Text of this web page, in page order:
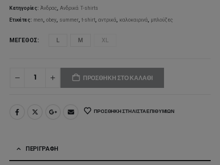
Κατηγορίες:Άνδρας,Ανδρικά T-shirts
Ετικέτες: men,obey, summer,t-shirt,αντρικά, καλοκαιρινά, μπλούζες
ΜΈΓΕΘΟΣ L M XL
ΠΡΟΣΘΉΚΗ ΣΤΟ ΚΑΛΆΘΙ
ΠΡΟΣΘΉΚΗ ΣΤΗ ΛΊΣΤΑ ΕΠΙΘΥΜΙΏΝ
ΠΕΡΙΓΡΑΦΉ